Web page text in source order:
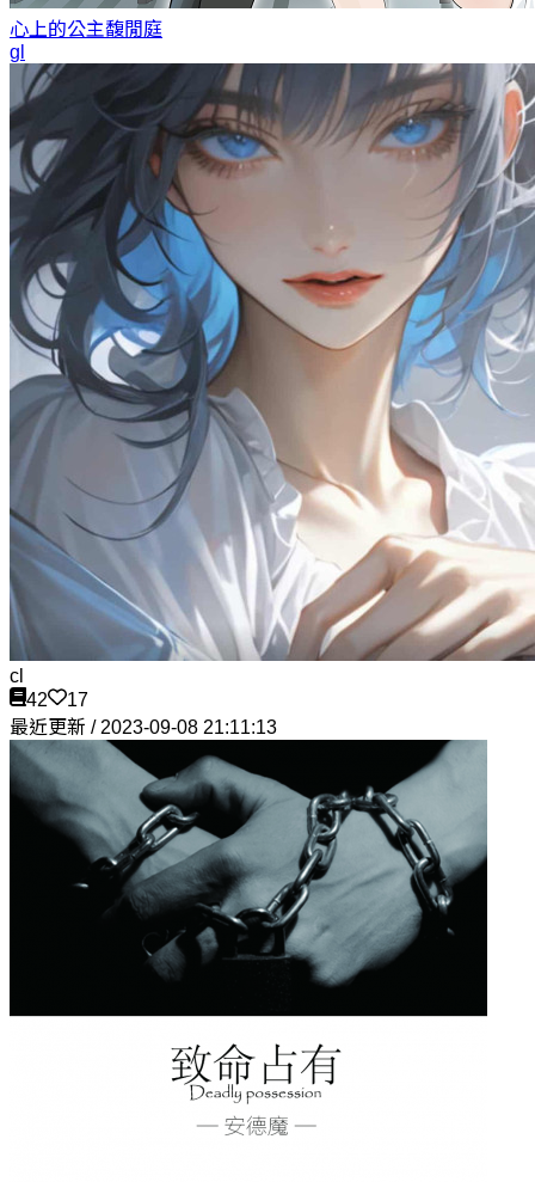
心上的公主馥閒庭
gl
cl
42
17
最近更新 / 2023-09-08 21:11:13